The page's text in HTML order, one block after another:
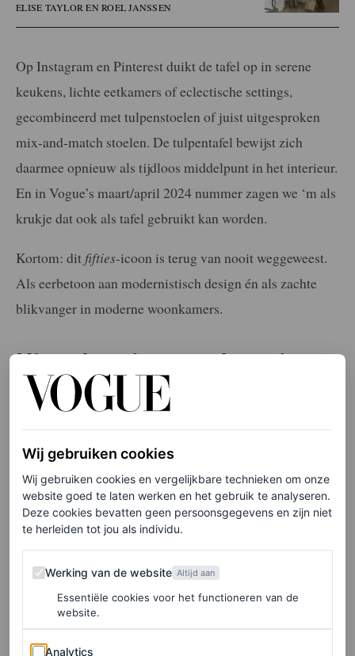
ELISE TAYLOR EN ROEL JANSSEN
Op Instagram en Pinterest duikt de tafel op in serene
keukens, lichte eetkamers of eclectische settings,
gecombineerd met tulpenstoelen of juist uitgesproken
mix-and-match stoelen. De tulpentafel bewijst zich
daarmee opnieuw als tijdloos middelpunt in het interieur.
En in Vogue’s maart/april 2024 nummer zagen we ‘m als
krukje dat ook als tafel gebruikt kan worden.
Kortom: dit fifties-icoon is terug van nooit weggeweest.
Als eerbetoon aan modernistisch design én als zachte
blikvanger in moderne woonkamers.
Hier shop je onze favorieten
Knoll
Wij gebruiken cookies
Wij gebruiken cookies en vergelijkbare technieken om onze
website goed te laten werken en het gebruik te analyseren.
Deze cookies bevatten geen persoonsgegevens en zijn niet
te herleiden tot jou als individu.
Werking van de website
Werking van de website Altijd aan
Essentiële cookies voor het functioneren van de
website.
Analytics
Analytics